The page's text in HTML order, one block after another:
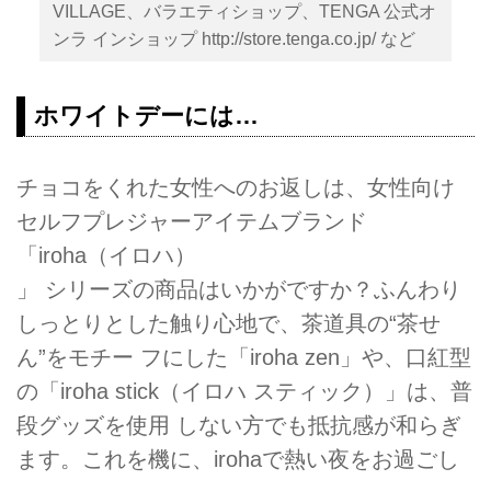
VILLAGE、バラエティショップ、TENGA 公式オ
ンラ インショップ http://store.tenga.co.jp/など
ホワイトデーには…
チョコをくれた女性へのお返しは、女性向け
セルフプレジャーアイテムブランド
「iroha（イロハ）
」 シリーズの商品はいかがですか？ふんわり
しっとりとした触り心地で、茶道具の“茶せ
ん”をモチー フにした「iroha zen」や、口紅型
の「iroha stick（イロハ スティック）」は、普
段グッズを使用 しない方でも抵抗感が和らぎ
ます。これを機に、irohaで熱い夜をお過ごし